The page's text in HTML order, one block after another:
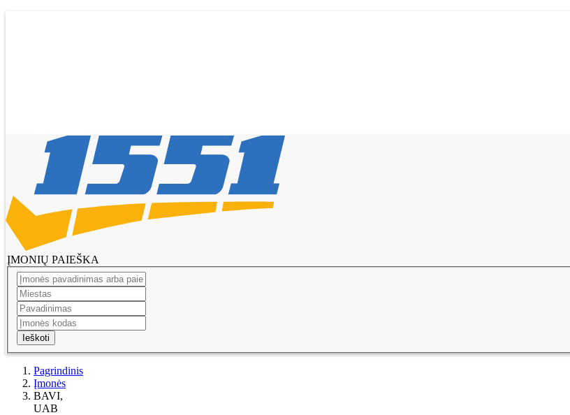
ĮMONIŲ PAIEŠKA
Ieškoti
Pagrindinis
Įmonės
BAVI,
UAB